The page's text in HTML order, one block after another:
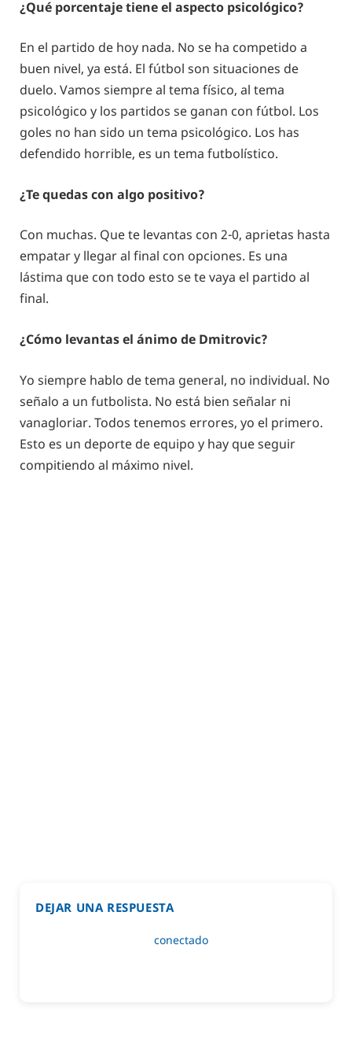
¿Qué porcentaje tiene el aspecto psicológico?
En el partido de hoy nada. No se ha competido a
buen nivel, ya está. El fútbol son situaciones de
duelo. Vamos siempre al tema físico, al tema
psicológico y los partidos se ganan con fútbol. Los
goles no han sido un tema psicológico. Los has
defendido horrible, es un tema futbolístico.
¿Te quedas con algo positivo?
Con muchas. Que te levantas con 2-0, aprietas hasta
empatar y llegar al final con opciones. Es una
lástima que con todo esto se te vaya el partido al
final.
¿Cómo levantas el ánimo de Dmitrovic?
Yo siempre hablo de tema general, no individual. No
señalo a un futbolista. No está bien señalar ni
vanagloriar. Todos tenemos errores, yo el primero.
Esto es un deporte de equipo y hay que seguir
compitiendo al máximo nivel.
DEJAR UNA RESPUESTA
conectado